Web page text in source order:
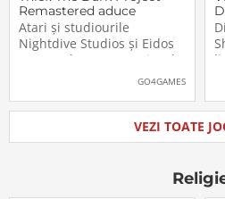
Remastered aduce
părintele genului stealth
pe platformele moderne
Atari și studiourile
Nightdive Studios și Eidos
Montreal au anunțat jocul
Thief: The Dark Project
PlayStation 5, PlayStation 4,
Xbox Series X|S, Nintendo
Switch 2, Nintendo Switch
GO4GAMES
VEZI TOATE